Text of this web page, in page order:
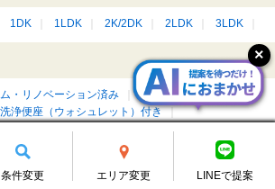
条件変更 エリア変更 LINEで提案
1DK 1LDK 2K/2DK 2LDK 3LDK
・リノベーション済み
デザイナーズ
浄便座（ウォシュレット）付き
ルーム
広いリビング・ダイニングがある
ルーフバルコニー付き
楽器相談可 ピアノ相談可 DIY可